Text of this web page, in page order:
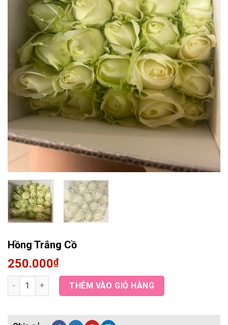
Hồng Trắng Cồ
250.000₫
Hồng Trắng Cồ quantityTHÊM VÀO GIỎ HÀNG